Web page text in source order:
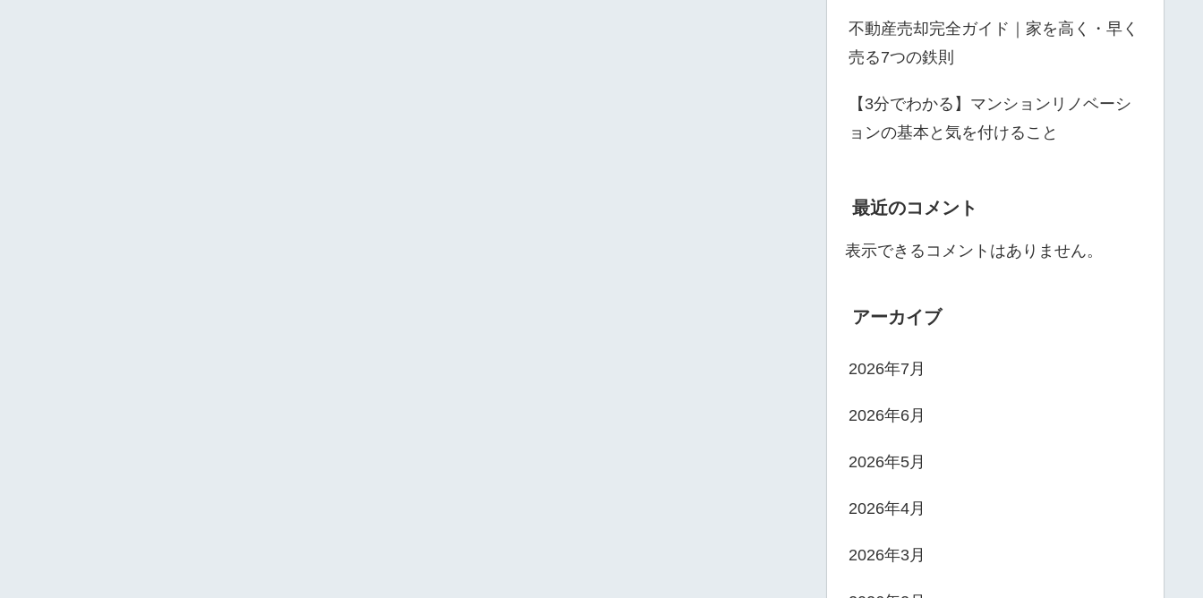
不動産売却完全ガイド｜家を高く・早く
売る7つの鉄則
【3分でわかる】マンションリノベーシ
ョンの基本と気を付けること
最近のコメント
表示できるコメントはありません。
アーカイブ
2026年7月
2026年6月
2026年5月
2026年4月
2026年3月